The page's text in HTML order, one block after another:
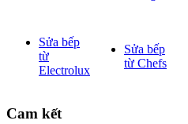
Sửa bếp
từ
Electrolux
Sửa bếp
từ Chefs
Cam kết